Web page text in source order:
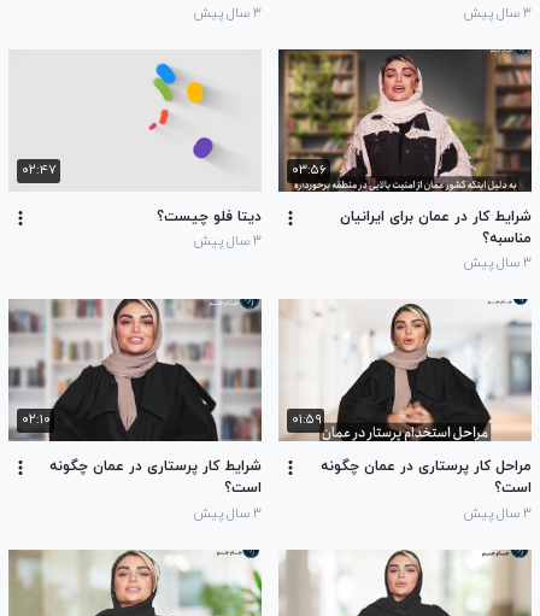
۳ سال پیش ۳ سال پیش
۰۳:۵۶
شرایط کار در عمان برای ایرانیان
مناسبه؟
۳ سال پیش
۰۲:۴۷
دیتا فلو چیست؟
۳ سال پیش
۰۱:۵۹
مراحل کار پرستاری در عمان چگونه
است؟
۳ سال پیش
۰۲:۱۰
شرایط کار پرستاری در عمان چگونه
است؟
۳ سال پیش